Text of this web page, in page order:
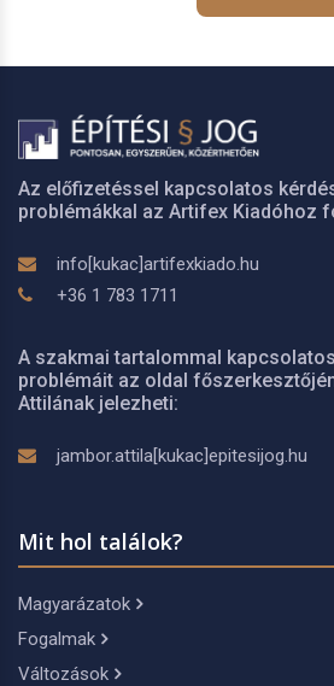
Az előfizetéssel kapcsolatos
problémákkal az Artifex Kiadóhoz
info[kukac]artifexkiado.hu
+36 1 783 1711
A szakmai tartalommal
problémáit az oldal
Attilának jelezheti:
jambor.attila[kukac]epitesijog.hu
Mit hol találok?
Magyarázatok
Fogalmak
Változások